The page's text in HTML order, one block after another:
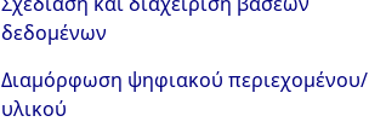
δεδομένων
Διαμόρφωση ψηφιακού περιεχομένου/
υλικού